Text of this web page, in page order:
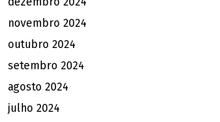
novembro 2024
outubro 2024
setembro 2024
agosto 2024
julho 2024